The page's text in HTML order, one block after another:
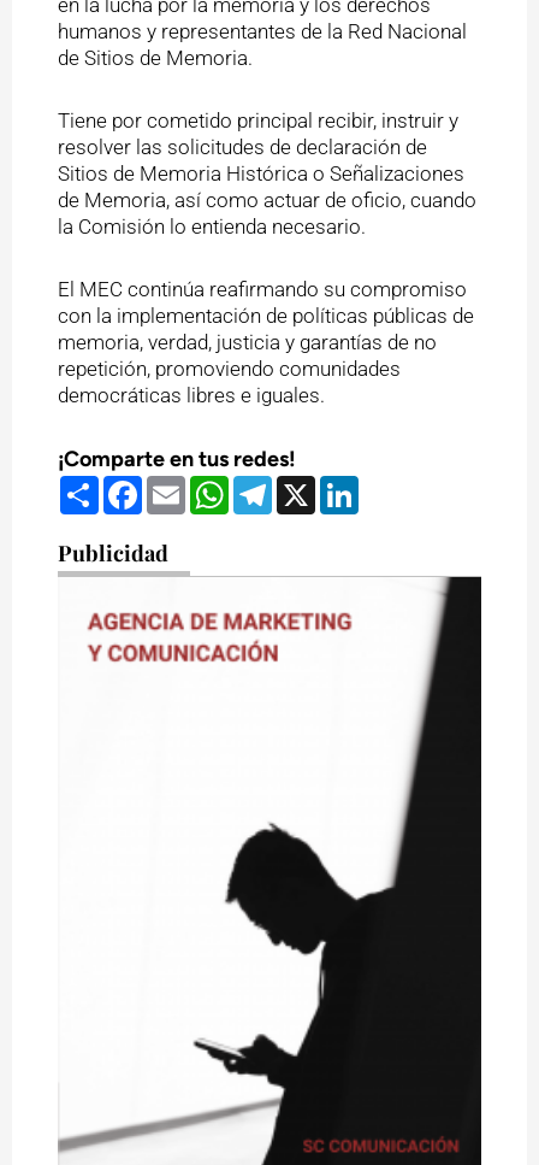
en la lucha por la memoria y los derechos
humanos y representantes de la Red Nacional
de Sitios de Memoria.
Tiene por cometido principal recibir, instruir y
resolver las solicitudes de declaración de
Sitios de Memoria Histórica o Señalizaciones
de Memoria, así como actuar de oficio, cuando
la Comisión lo entienda necesario.
El MEC continúa reafirmando su compromiso
con la implementación de políticas públicas de
memoria, verdad, justicia y garantías de no
repetición, promoviendo comunidades
democráticas libres e iguales.
¡Comparte en tus redes!
Compartir
Facebook
EmailWhatsApp
Telegram
X LinkedIn
Publicidad